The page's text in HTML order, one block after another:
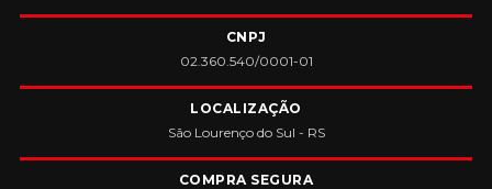
CNPJ
02.360.540/0001-01
LOCALIZAÇÃO
São Lourenço do Sul - RS
COMPRA SEGURA